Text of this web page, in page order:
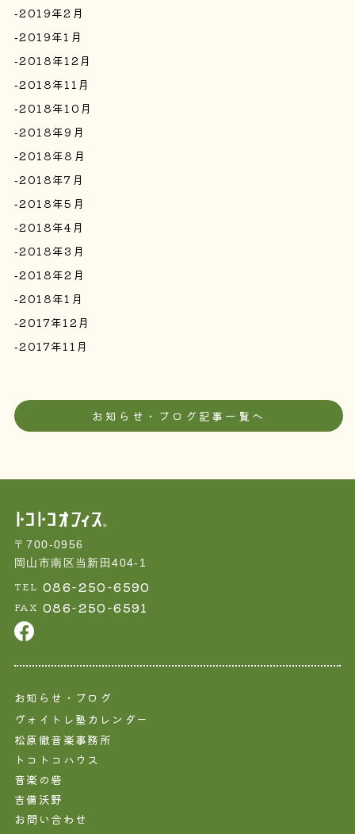
2019年2月
2019年1月
2018年12月
2018年11月
2018年10月
2018年9月
2018年8月
2018年7月
2018年5月
2018年4月
2018年3月
2018年2月
2018年1月
2017年12月
2017年11月
お知らせ・ブログ記事一覧へ
〒700-0956
岡山市南区当新田404-1
TEL 086-250-6590
FAX 086-250-6591
お知らせ・ブログ
ヴォイトレ塾カレンダー
松原徹音楽事務所
トコトコハウス
音楽の砦
吉備沃野
お問い合わせ